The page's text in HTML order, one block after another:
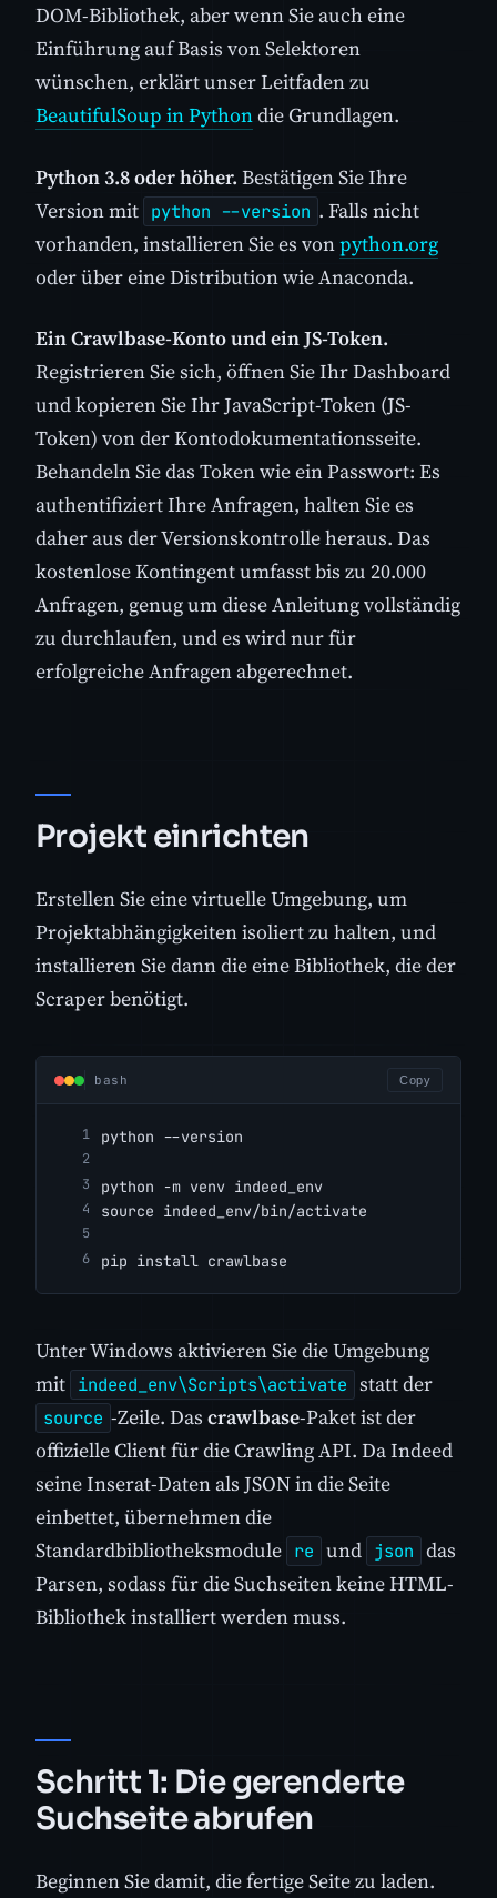
DOM-Bibliothek, aber wenn Sie auch eine
Einführung auf Basis von Selektoren
wünschen, erklärt unser Leitfaden zu
BeautifulSoup in Pythondie Grundlagen.
Python 3.8 oder höher. Bestätigen Sie Ihre
Version mit python --version . Falls nicht
vorhanden, installieren Sie es vonpython.org
oder über eine Distribution wie Anaconda.
Ein Crawlbase-Konto und ein JS-Token.
Registrieren Sie sich, öffnen Sie Ihr Dashboard
und kopieren Sie Ihr JavaScript-Token (JS-
Token) von der Kontodokumentationsseite.
Behandeln Sie das Token wie ein Passwort: Es
authentifiziert Ihre Anfragen, halten Sie es
daher aus der Versionskontrolle heraus. Das
kostenlose Kontingent umfasst bis zu 20.000
Anfragen, genug um diese Anleitung vollständig
zu durchlaufen, und es wird nur für
erfolgreiche Anfragen abgerechnet.
Projekt einrichten
Erstellen Sie eine virtuelle Umgebung, um
Projektabhängigkeiten isoliert zu halten, und
installieren Sie dann die eine Bibliothek, die der
Scraper benötigt.
bash Copy
python --version
python -m venv indeed_env
source indeed_env/bin/activate
pip install crawlbase
Unter Windows aktivieren Sie die Umgebung
mit indeed_env\Scripts\activate statt der
source -Zeile. Das crawlbase-Paket ist der
offizielle Client für die Crawling API. Da Indeed
seine Inserat-Daten als JSON in die Seite
einbettet, übernehmen die
Standardbibliotheksmodule re und json das
Parsen, sodass für die Suchseiten keine HTML-
Bibliothek installiert werden muss.
Schritt 1: Die gerenderte
Suchseite abrufen
Beginnen Sie damit, die fertige Seite zu laden.